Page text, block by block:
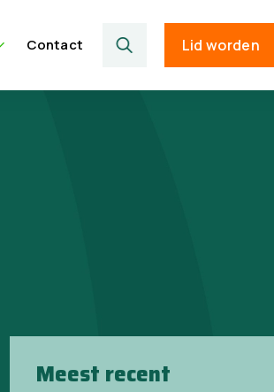
Contact Lid worden
Meest recent